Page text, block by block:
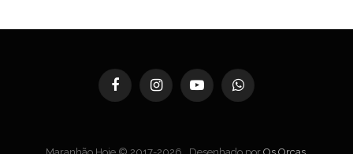
FacebookInstagramYouTubeWhatsApp